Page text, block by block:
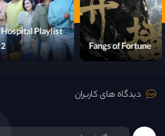
Fangs of Fortune
Hospital Playlist
2
دیدگاه های کاربران